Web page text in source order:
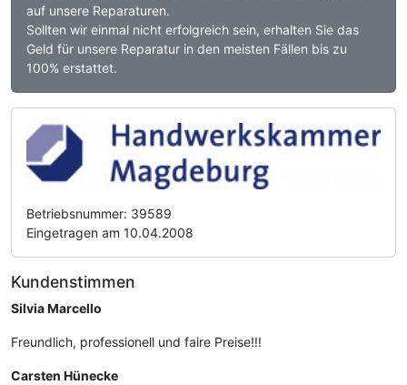
auf unsere Reparaturen.
Sollten wir einmal nicht erfolgreich sein, erhalten Sie das
Geld für unsere Reparatur in den meisten Fällen bis zu
100% erstattet.
Betriebsnummer: 39589
Eingetragen am 10.04.2008
Kundenstimmen
Silvia Marcello
Freundlich, professionell und faire Preise!!!
Carsten Hünecke